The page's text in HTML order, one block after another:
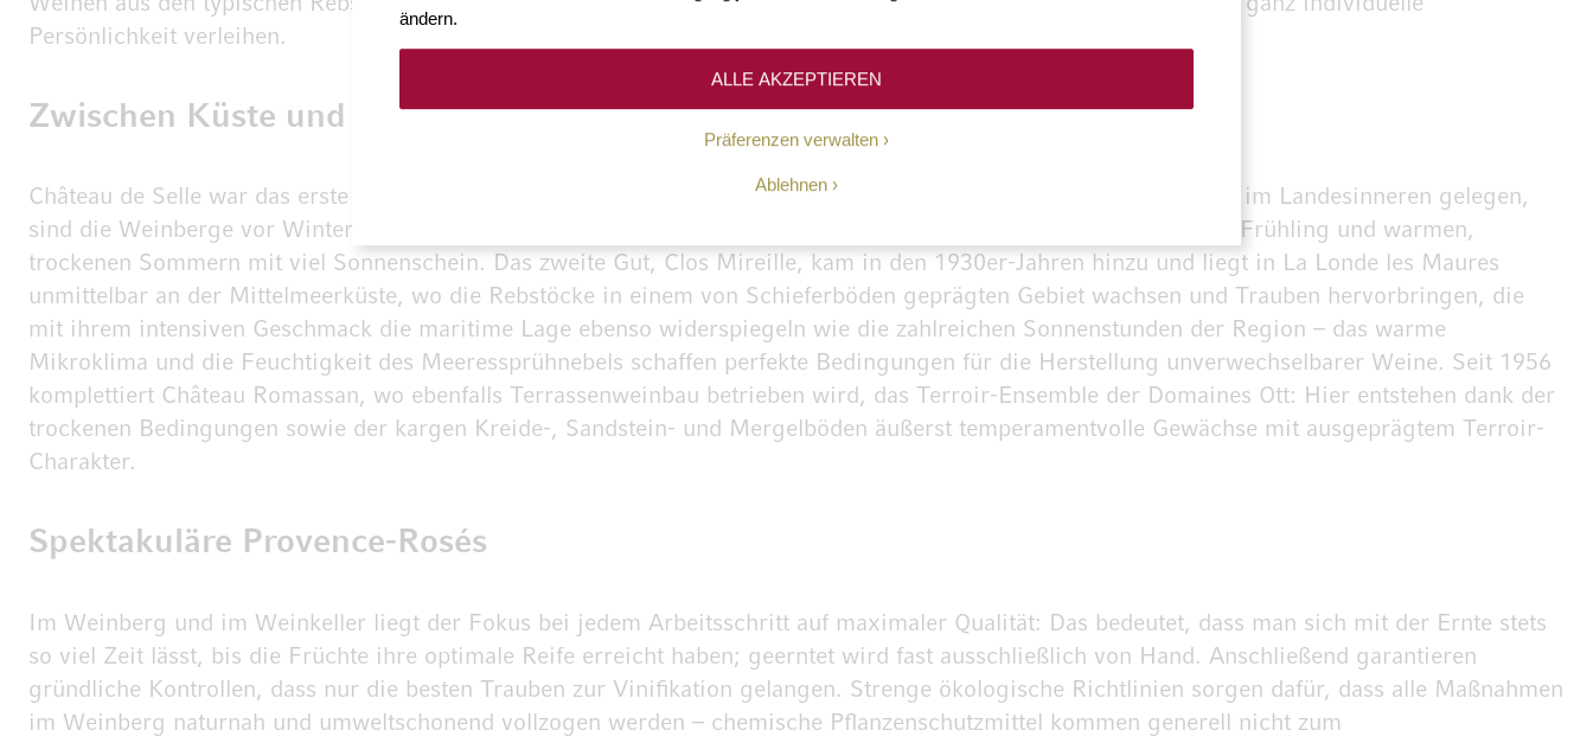
ändern.
Präferenzen verwalten
Ablehnen
ALLE AKZEPTIEREN
Persönlichkeit verleihen.
Zwischen Küste und Kalksteinhängen: drei Welten in der Provence
Château de Selle war das erste Anwesen das Marcel Ott erwerben konnte: Auf hohen, terrassierten Kalksteinhängen im Landesinneren gelegen,
sind die Weinberge vor Winterfrösten bestens geschützt und genießen ein Mikroklima mit milden Wintern, frühem Frühling und warmen,
trockenen Sommern mit viel Sonnenschein. Das zweite Gut, Clos Mireille, kam in den 1930er-Jahren hinzu und liegt in La Londe les Maures
unmittelbar an der Mittelmeerküste, wo die Rebstöcke in einem von Schieferböden geprägten Gebiet wachsen und Trauben hervorbringen, die
mit ihrem intensiven Geschmack die maritime Lage ebenso widerspiegeln wie die zahlreichen Sonnenstunden der Region – das warme
Mikroklima und die Feuchtigkeit des Meeressprühnebels schaffen perfekte Bedingungen für die Herstellung unverwechselbarer Weine. Seit 1956
komplettiert Château Romassan, wo ebenfalls Terrassenweinbau betrieben wird, das Terroir-Ensemble der Domaines Ott: Hier entstehen dank der
trockenen Bedingungen sowie der kargen Kreide-, Sandstein- und Mergelböden äußerst temperamentvolle Gewächse mit ausgeprägtem Terroir-
Charakter.
Spektakuläre Provence-Rosés
Im Weinberg und im Weinkeller liegt der Fokus bei jedem Arbeitsschritt auf maximaler Qualität: Das bedeutet, dass man sich mit der Ernte stets
so viel Zeit lässt, bis die Früchte ihre optimale Reife erreicht haben; geerntet wird fast ausschließlich von Hand. Anschließend garantieren
gründliche Kontrollen, dass nur die besten Trauben zur Vinifikation gelangen. Strenge ökologische Richtlinien sorgen dafür, dass alle Maßnahmen
im Weinberg naturnah und umweltschonend vollzogen werden – chemische Pflanzenschutzmittel kommen generell nicht zum